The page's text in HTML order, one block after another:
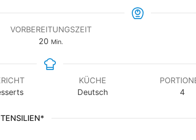
VORBEREITUNGSZEIT
20 Minuten
Min.
KÜCHE
Deutsch
4